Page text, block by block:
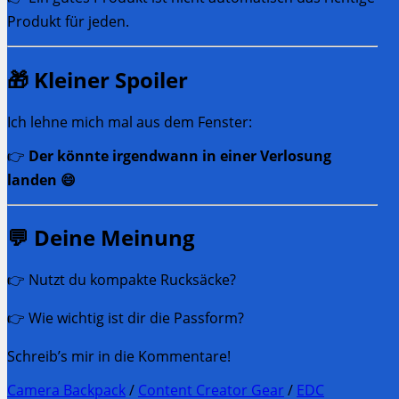
Produkt für jeden.
🎁 Kleiner Spoiler
Ich lehne mich mal aus dem Fenster:
👉 Der könnte irgendwann in einer Verlosung
landen 😄
💬 Deine Meinung
👉 Nutzt du kompakte Rucksäcke?
👉 Wie wichtig ist dir die Passform?
Schreib’s mir in die Kommentare!
Camera Backpack/ Content Creator Gear / EDC